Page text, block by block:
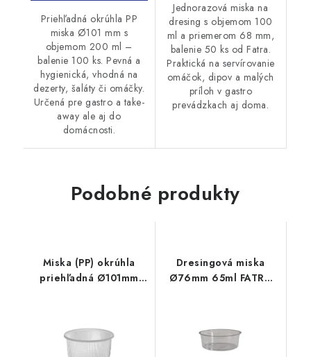
Priehľadná okrúhla PP
miska Ø101 mm s
objemom 200 ml –
balenie 100 ks. Pevná a
hygienická, vhodná na
dezerty, šaláty či omáčky.
Určená pre gastro a take-
away ale aj do
domácnosti.
Jednorazová miska na
dresing s objemom 100
ml a priemerom 68 mm,
balenie 50 ks od Fatra.
Praktická na servírovanie
omáčok, dipov a malých
príloh v gastro
prevádzkach aj doma.
Podobné produkty
Miska (PP) okrúhla
priehľadná Ø101mm
Dresingová miska
Ø76mm 65ml FATRA